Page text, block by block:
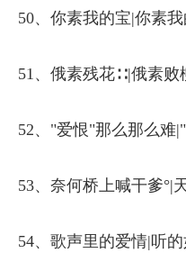
50、你素我的宝|你素我
51、俄素残花∷|俄素
52、"爱恨"那么那么难
53、奈何桥上喊干爹°|
54、歌声里的爱情|听